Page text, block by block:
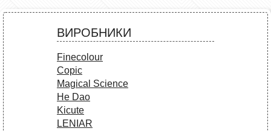
ВИРОБНИКИ
Finecolour
Copic
Magical Science
He Dao
Kicute
LENIAR